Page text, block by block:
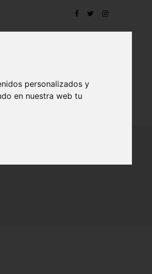
personalizados y
en nuestra web tu